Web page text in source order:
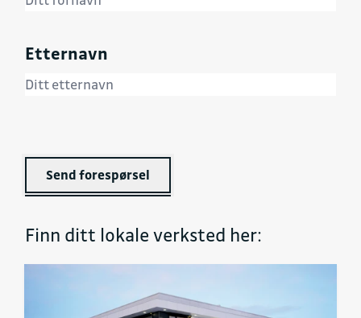
Etternavn
Send forespørsel
Finn ditt lokale verksted her: